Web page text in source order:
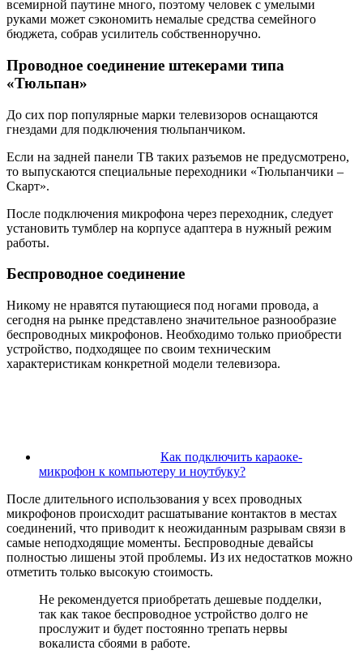
всемирной паутине много, поэтому человек с умелыми
руками может сэкономить немалые средства семейного
бюджета, собрав усилитель собственноручно.
Проводное соединение штекерами типа
«Тюльпан»
До сих пор популярные марки телевизоров оснащаются
гнездами для подключения тюльпанчиком.
Если на задней панели ТВ таких разъемов не предусмотрено,
то выпускаются специальные переходники «Тюльпанчики –
Скарт».
После подключения микрофона через переходник, следует
установить тумблер на корпусе адаптера в нужный режим
работы.
Беспроводное соединение
Никому не нравятся путающиеся под ногами провода, а
сегодня на рынке представлено значительное разнообразие
беспроводных микрофонов. Необходимо только приобрести
устройство, подходящее по своим техническим
характеристикам конкретной модели телевизора.
Как подключить караоке-
микрофон к компьютеру и ноутбуку?
После длительного использования у всех проводных
микрофонов происходит расшатывание контактов в местах
соединений, что приводит к неожиданным разрывам связи в
самые неподходящие моменты. Беспроводные девайсы
полностью лишены этой проблемы. Из их недостатков можно
отметить только высокую стоимость.
Не рекомендуется приобретать дешевые подделки,
так как такое беспроводное устройство долго не
прослужит и будет постоянно трепать нервы
вокалиста сбоями в работе.